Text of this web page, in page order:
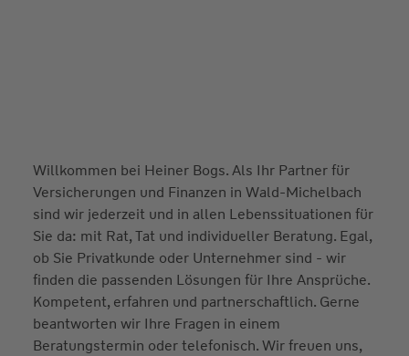
Willkommen bei Heiner Bogs. Als Ihr Partner für
Versicherungen und Finanzen in Wald-Michelbach
sind wir jederzeit und in allen Lebenssituationen für
Sie da: mit Rat, Tat und individueller Beratung. Egal,
ob Sie Privatkunde oder Unternehmer sind - wir
finden die passenden Lösungen für Ihre Ansprüche.
Kompetent, erfahren und partnerschaftlich. Gerne
beantworten wir Ihre Fragen in einem
Beratungstermin oder telefonisch. Wir freuen uns,